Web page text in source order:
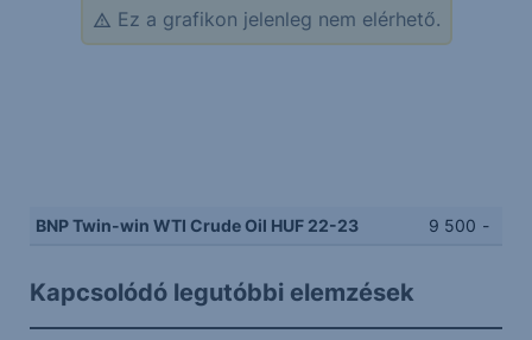
Ez a grafikon jelenleg nem elérhető.
BNP Twin-win WTI Crude Oil HUF 22-23 9 500 -
Kapcsolódó legutóbbi elemzések